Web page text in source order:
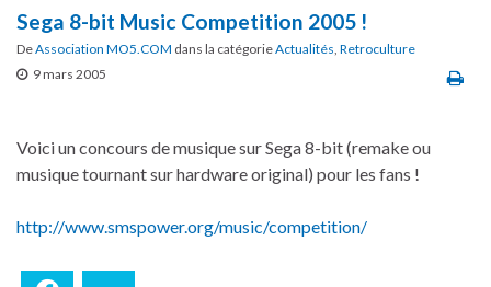
Sega 8-bit Music Competition 2005 !
DeAssociation MO5.COM dans la catégorieActualités, Retroculture
9 mars 2005
Voici un concours de musique sur Sega 8-bit (remake ou
musique tournant sur hardware original) pour les fans !
http://www.smspower.org/music/competition/